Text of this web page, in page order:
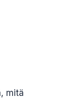
mitä